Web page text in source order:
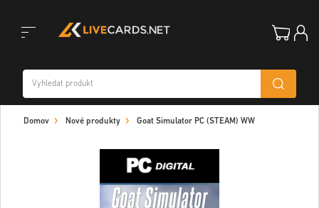
Domov Nové produkty Goat Simulator PC (STEAM) WW